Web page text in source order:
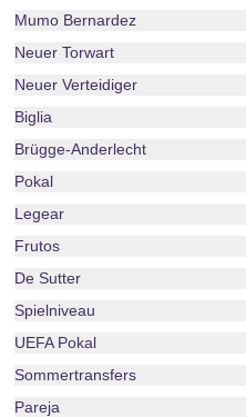
Mumo Bernardez
Neuer Torwart
Neuer Verteidiger
Biglia
Brügge-Anderlecht
Pokal
Legear
Frutos
De Sutter
Spielniveau
UEFA Pokal
Sommertransfers
Pareja